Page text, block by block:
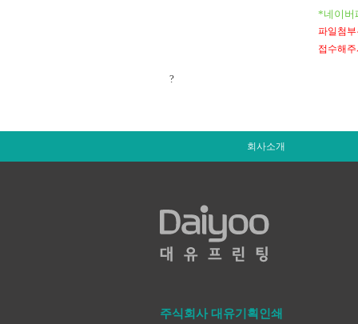
*네이버
파일첨부
접수해
?
회사소개
주식회사 대유기획인쇄